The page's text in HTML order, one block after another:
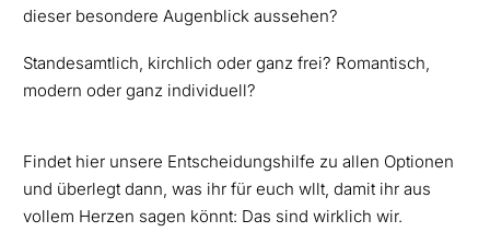
dieser besondere Augenblick aussehen?
Standesamtlich, kirchlich oder ganz frei? Romantisch,
modern oder ganz individuell?
Findet hier unsere Entscheidungshilfe zu allen Optionen
und überlegt dann, was ihr für euch wllt, damit ihr aus
vollem Herzen sagen könnt: Das sind wirklich wir.